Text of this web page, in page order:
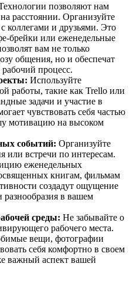
позволяют нам
расстоянии. Организуйте
коллегами и друзьями. Это
брейки или еженедельные
вам не только
общения, но и обеспечат
процесс.
Используйте
работы, такие как Trello или
задачи и участие в
чувствовать себя частью
мотивацию на высоком
событий: Организуйте
или встречи по интересам.
еженедельных
книгам, фильмам
создадут ощущение
разнообразия в вашем
среды: Не забывайте о
рабочего места.
вещи, фотографии
себя комфортно в своем
важный аспект вашей